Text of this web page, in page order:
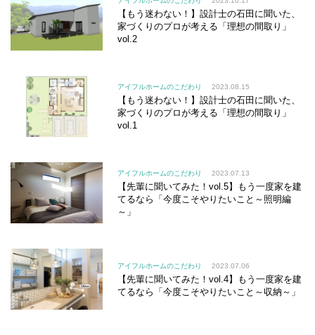
【もう迷わない！】設計士の石田に聞いた、
家づくりのプロが考える「理想の間取り」
vol.2
アイフルホームのこだわり 2023.08.15
【もう迷わない！】設計士の石田に聞いた、
家づくりのプロが考える「理想の間取り」
vol.1
アイフルホームのこだわり 2023.07.13
【先輩に聞いてみた！vol.5】もう一度家を建
てるなら「今度こそやりたいこと～照明編
～」
アイフルホームのこだわり 2023.07.06
【先輩に聞いてみた！vol.4】もう一度家を建
てるなら「今度こそやりたいこと～収納～」